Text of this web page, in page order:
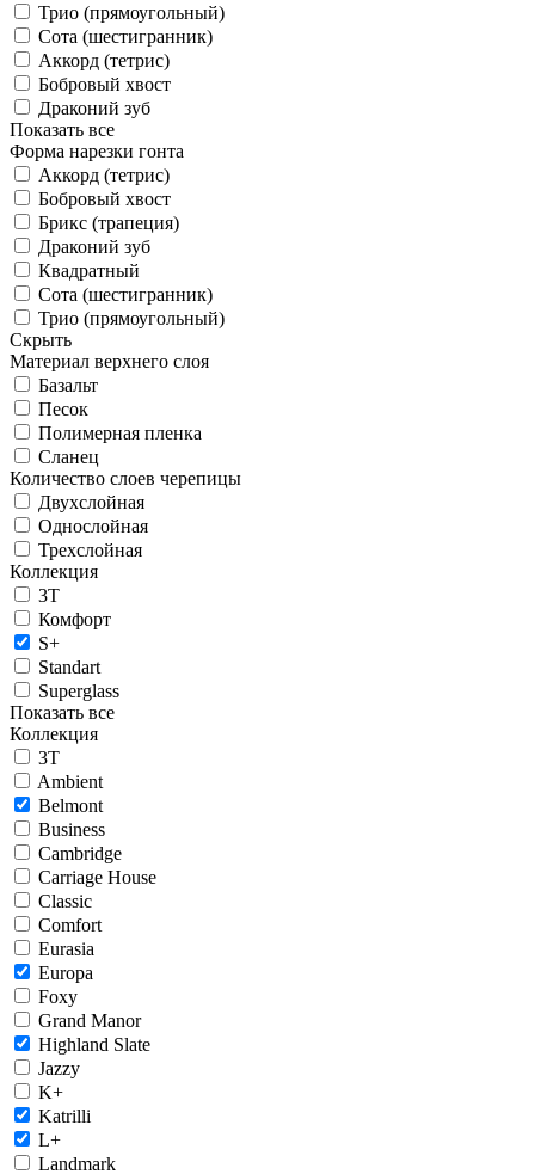
Трио (прямоугольный)
Сота (шестигранник)
Аккорд (тетрис)
Бобровый хвост
Драконий зуб
Показать все
Форма нарезки гонта
Аккорд (тетрис)
Бобровый хвост
Брикс (трапеция)
Драконий зуб
Квадратный
Сота (шестигранник)
Трио (прямоугольный)
Скрыть
Материал верхнего слоя
Базальт
Песок
Полимерная пленка
Сланец
Количество слоев черепицы
Двухслойная
Однослойная
Трехслойная
Коллекция
3T
Комфорт
S+
Standart
Superglass
Показать все
Коллекция
3T
Ambient
Belmont
Business
Cambridge
Carriage House
Classic
Comfort
Eurasia
Europa
Foxy
Grand Manor
Highland Slate
Jazzy
K+
Katrilli
L+
Landmark